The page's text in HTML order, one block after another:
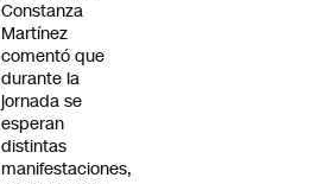
Constanza
Martínez
comentó que
durante la
jornada se
esperan
distintas
manifestaciones,